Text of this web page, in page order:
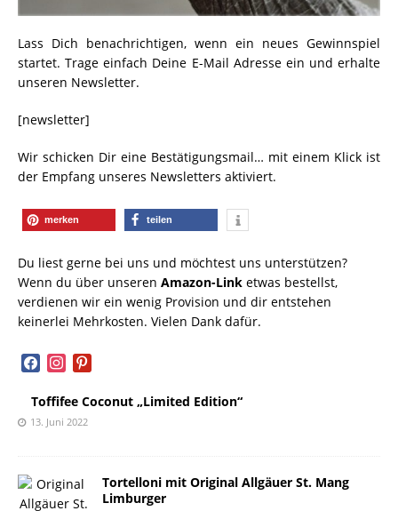
Lass Dich benachrichtigen, wenn ein neues Gewinnspiel
startet. Trage einfach Deine E-Mail Adresse ein und erhalte
unseren Newsletter.
[newsletter]
Wir schicken Dir eine Bestätigungsmail… mit einem Klick ist
der Empfang unseres Newsletters aktiviert.
merken teilen
Du liest gerne bei uns und möchtest uns unterstützen?
Wenn du über unseren Amazon-Link etwas bestellst,
verdienen wir ein wenig Provision und dir entstehen
keinerlei Mehrkosten. Vielen Dank dafür.
facebookinstagram
pinterest
Toffifee Coconut „Limited Edition“
13. Juni 2022
Tortelloni mit Original Allgäuer St. Mang
Limburger